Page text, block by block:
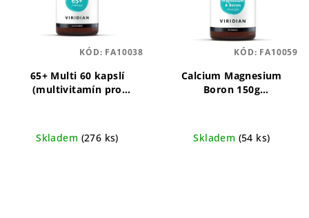
65+ Multi 60 kapslí
(multivitamín pro
každodenní vitalitu
Skladem (276 ks)
KÓD: FA10038
Calcium Magnesium
Boron 150g
každodenní péči o tělo
Skladem (54 ks)
KÓD: FA10059